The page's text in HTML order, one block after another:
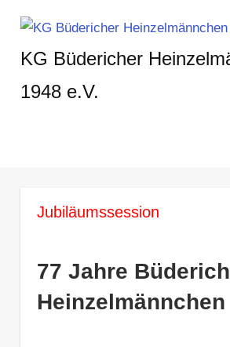
Inhalt
springenKG Büdericher
1948 e.V.
Jubiläumssession
77 Jahre
Heinzelmännchen